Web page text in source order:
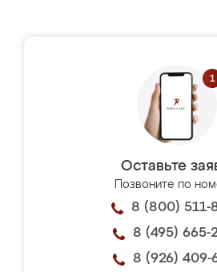
Оставьте
Позвоните по
8 (800) 511-
8 (495) 665-
8 (926) 409-